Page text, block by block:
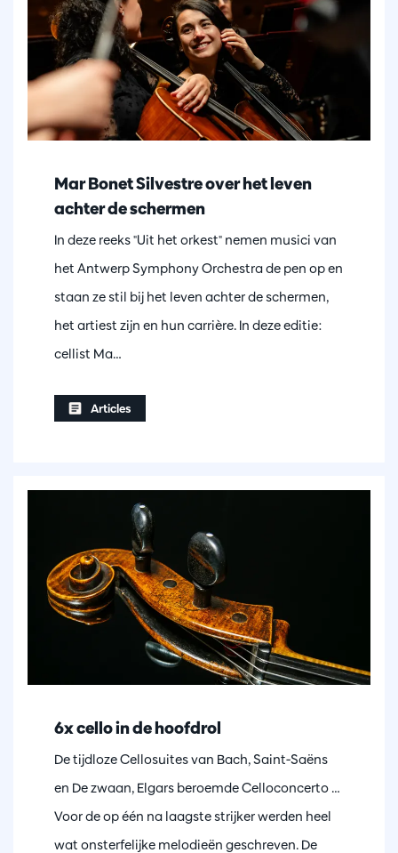
Mar Bonet Silvestre over het leven
achter de schermen
In deze reeks "Uit het orkest" nemen musici van
het Antwerp Symphony Orchestra de pen op en
staan ze stil bij het leven achter de schermen,
het artiest zijn en hun carrière. In deze editie:
cellist Ma…
Articles
6x cello in de hoofdrol
De tijdloze Cellosuites van Bach, Saint-Saëns
en De zwaan, Elgars beroemde Celloconcerto …
Voor de op één na laagste strijker werden heel
wat onsterfelijke melodieën geschreven. De